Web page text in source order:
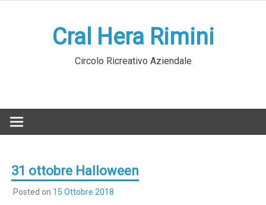
Cral Hera Rimini
Circolo Ricreativo Aziendale
31 ottobre Halloween
Posted on 15 Ottobre 2018